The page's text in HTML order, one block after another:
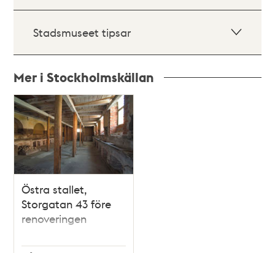
Stadsmuseet tipsar
Mer i Stockholmskällan
Relaterade
poster
och
teman
Östra stallet,
Storgatan 43 före
renoveringen